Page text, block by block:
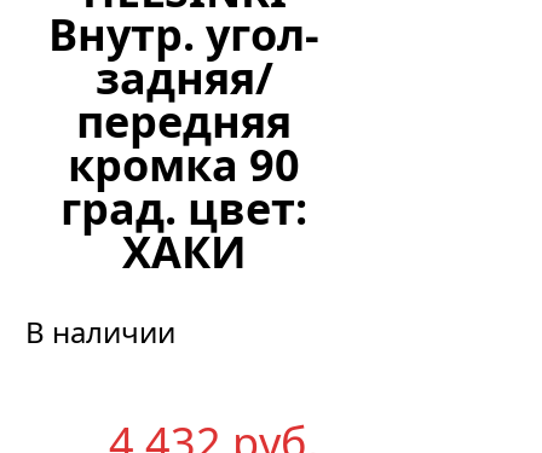
Внутр. угол-
задняя/
передняя
кромка 90
град. цвет:
ХАКИ
В наличии